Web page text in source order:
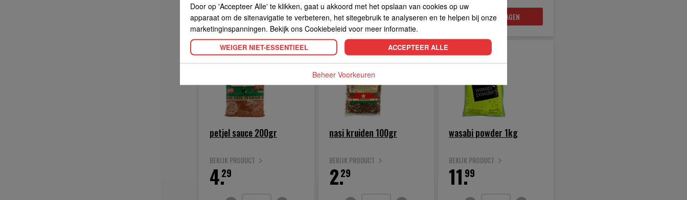
IN WINKELWAGEN IN WINKELWAGEN IN WINKELWAGEN
petjel sauce 200gr
BEKIJK PRODUCT
29
4.
nasi kruiden 100gr
BEKIJK PRODUCT
29
2.
wasabi powder 1kg
BEKIJK PRODUCT
99
11.
Door op 'Accepteer Alle' te klikken, gaat u akkoord met het opslaan van cookies op uw
apparaat om de sitenavigatie te verbeteren, het sitegebruik te analyseren en te helpen bij onze
marketinginspanningen. Bekijk ons Cookiebeleid voor meer informatie.
WEIGER NIET-ESSENTIEEL ACCEPTEER ALLE
Beheer Voorkeuren